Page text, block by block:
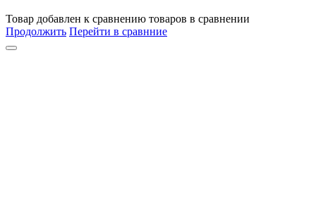
Товар добавлен к сравнению товаров в сравнении
Продолжить Перейти в сравнние